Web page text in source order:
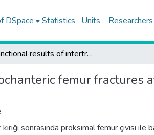
DSpace Statistics Units Researchers
Functional results of intertrochanteric femur fractures after successful osteosynthesis with proximal femoral nails
femur fractures
sonrasında proksimal femur çivisi ile